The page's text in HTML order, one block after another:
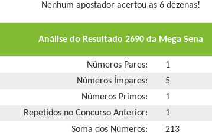
Nenhum apostador acertou as 6 dezenas!
Análise do Resultado 2690 da Mega Sena
Números Pares:
1
Números Ímpares:
5
Números Primos:
1
Repetidos no Concurso Anterior:
1
Soma dos Números:
213